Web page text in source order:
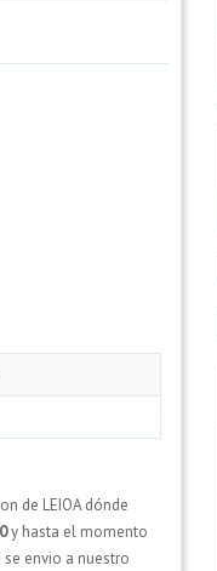
de LEIOA dónde
y hasta el momento
se envio a nuestro